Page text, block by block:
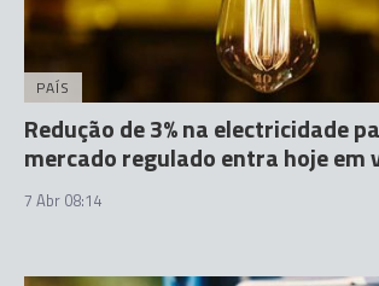
PAÍS
Redução de 3% na electricidade
mercado regulado entra hoje em
7 Abr 08:14